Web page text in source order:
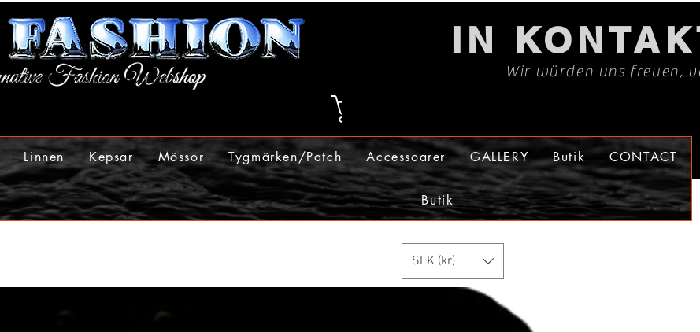
IN
Wir würden uns freuen,
Linnen Kepsar Mössor Tygmärken/Patch Accessoarer GALLERY Butik CONTACT
Butik
SEK (kr)